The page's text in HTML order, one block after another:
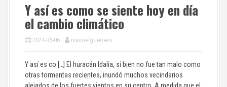
Y así es como se siente hoy en día
el cambio climático
2024-06-06 manuelguerrero
Y así es co […] El huracán Idalia, si bien no fue tan malo como
otras tormentas recientes, inundó muchos vecindarios